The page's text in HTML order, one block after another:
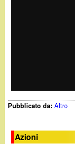
Pubblicato da:Altro
Azioni